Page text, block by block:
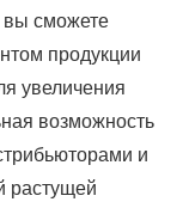
вы сможете
продукции
увеличения
возможность
и
растущей